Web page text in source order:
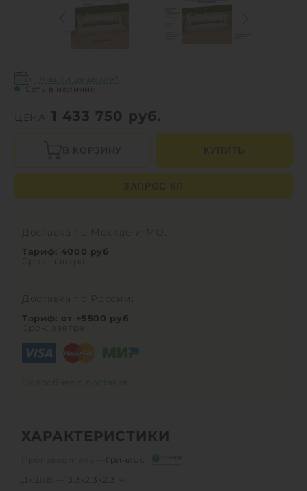
Нашли дешевле?
Есть в наличии
ЦЕНА: 1 433 750 руб.
Доставка по Москве и МО:
Тариф: 4000 руб
Срок: завтра
Доставка по России:
Тариф: от +5500 руб
Срок: завтра
Подробнее о доставке
ХАРАКТЕРИСТИКИ
Гринлос
13.3х2.3х2.3 м